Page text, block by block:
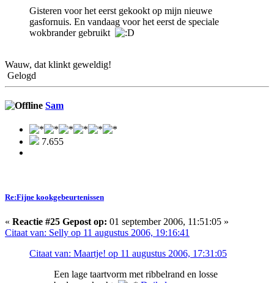
Gisteren voor het eerst gekookt op mijn nieuwe
gasfornuis. En vandaag voor het eerst de speciale
wokbrander gebruikt
Wauw, dat klinkt geweldig!
Gelogd
Sam
7.655
Re:Fijne kookgebeurtenissen
« Reactie #25 Gepost op: 01 september 2006, 11:51:05 »
Citaat van: Selly op 11 augustus 2006, 19:16:41
Citaat van: Maartje! op 11 augustus 2006, 17:31:05
Een lage taartvorm met ribbelrand en losse